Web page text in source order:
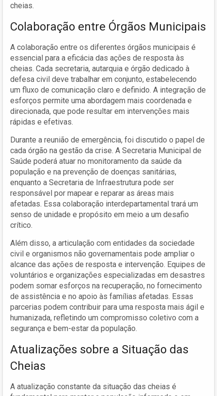
cheias.
Colaboração entre Órgãos Municipais
A colaboração entre os diferentes órgãos municipais é
essencial para a eficácia das ações de resposta às
cheias. Cada secretaria, autarquia e órgão dedicado à
defesa civil deve trabalhar em conjunto, estabelecendo
um fluxo de comunicação claro e definido. A integração de
esforços permite uma abordagem mais coordenada e
direcionada, que pode resultar em intervenções mais
rápidas e efetivas.
Durante a reunião de emergência, foi discutido o papel de
cada órgão na gestão da crise. A Secretaria Municipal de
Saúde poderá atuar no monitoramento da saúde da
população e na prevenção de doenças sanitárias,
enquanto a Secretaria de Infraestrutura pode ser
responsável por mapear e reparar as áreas mais
afetadas. Essa colaboração interdepartamental trará um
senso de unidade e propósito em meio a um desafio
crítico.
Além disso, a articulação com entidades da sociedade
civil e organismos não governamentais pode ampliar o
alcance das ações de resposta e intervenção. Equipes de
voluntários e organizações especializadas em desastres
podem somar esforços na recuperação, no fornecimento
de assistência e no apoio às famílias afetadas. Essas
parcerias podem contribuir para uma resposta mais ágil e
humanizada, refletindo um compromisso coletivo com a
segurança e bem-estar da população.
Atualizações sobre a Situação das
Cheias
A atualização constante da situação das cheias é